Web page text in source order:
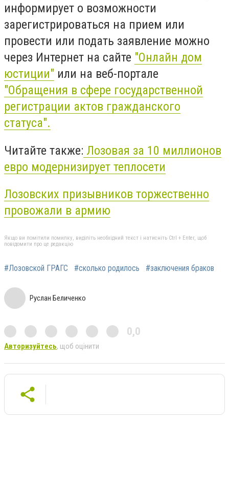
информирует о возможности
зарегистрироваться на прием или
провести или подать заявление можно
через Интернет на сайте "Онлайн дом
юстиции" или на веб-портале
"Обращения в сфере государственной
регистрации актов гражданского
статуса".
Читайте также: Лозовая за 10 миллионов
евро модернизирует теплосети
Лозовских призывников торжественно
провожали в армию
Якщо ви помітили помилку, виділіть необхідний текст і натисніть Ctrl + Enter, щоб
повідомити про це редакцію
#Лозовской ГРАГС #сколько родилось #заключения браков
Руслан Беличенко
0,0
Авторизуйтесь, щоб оцінити